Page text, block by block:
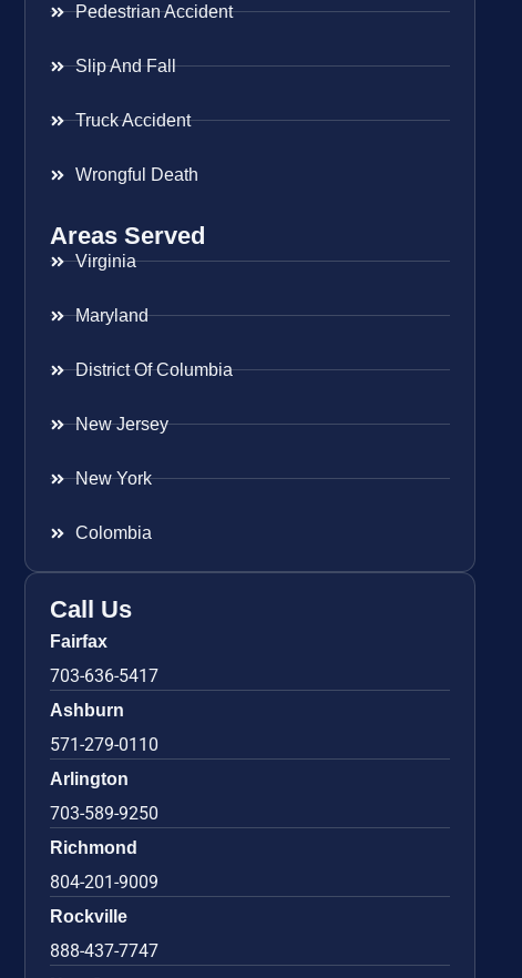
Pedestrian Accident
Slip And Fall
Truck Accident
Wrongful Death
Areas Served
Virginia
Maryland
District Of Columbia
New Jersey
New York
Colombia
Call Us
Fairfax
703-636-5417
Ashburn
571-279-0110
Arlington
703-589-9250
Richmond
804-201-9009
Rockville
888-437-7747